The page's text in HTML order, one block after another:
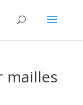
mailles